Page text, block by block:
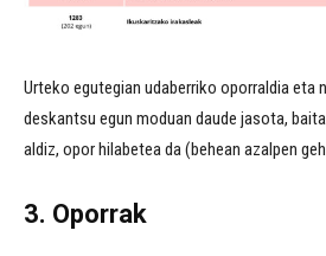
Urteko egutegian udaberriko oporraldia eta
deskantsu egun moduan daude jasota,
aldiz, opor hilabetea da (behean azalpen
3. Oporrak